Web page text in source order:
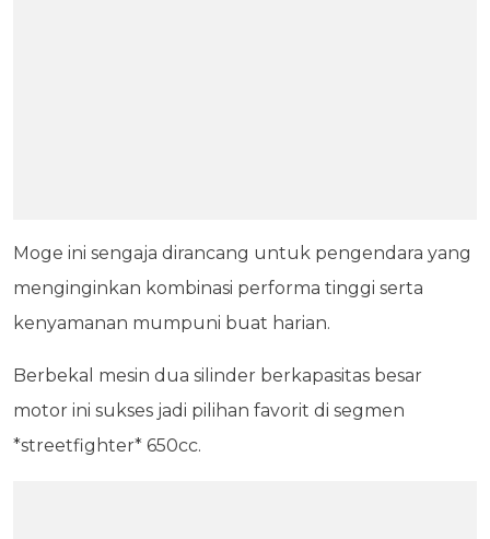
Moge ini sengaja dirancang untuk pengendara yang
menginginkan kombinasi performa tinggi serta
kenyamanan mumpuni buat harian.
Berbekal mesin dua silinder berkapasitas besar
motor ini sukses jadi pilihan favorit di segmen
*streetfighter* 650cc.